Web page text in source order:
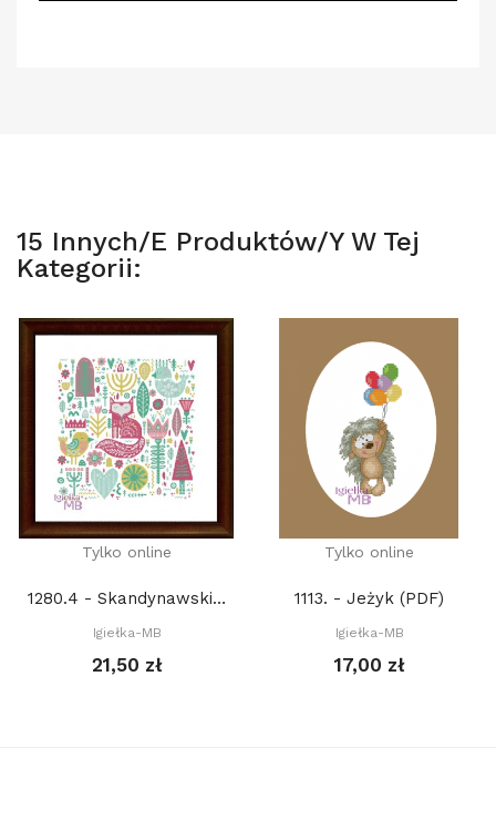
15 Innych/e Produktów/y W Tej
Kategorii:
Tylko online
1280.4 - Skandynawski las z lisem. Lato (PDF)
Igiełka-MB
21,50 zł
Tylko online
1113. - Jeżyk (PDF)
Igiełka-MB
17,00 zł